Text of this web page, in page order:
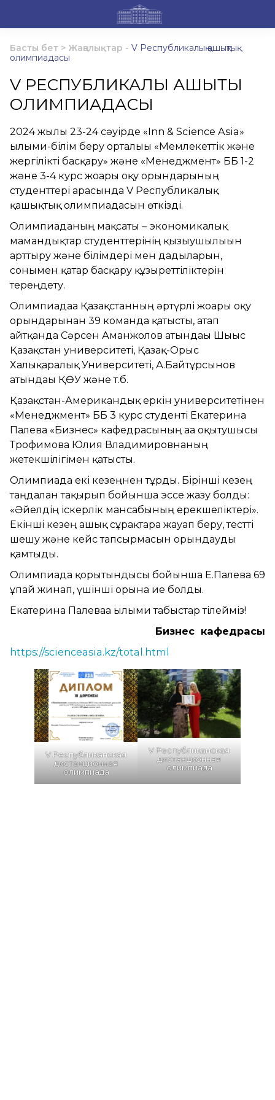
Басты бет > Жаңалықтар - V Республикалық қашықтық
олимпиадасы
V РЕСПУБЛИКАЛЫҚ ҚАШЫҚТЫҚ
ОЛИМПИАДАСЫ
2024 жылғы 23-24 сәуірде «Inn & Science Asia»
ғылыми-білім беру орталығы «Мемлекеттік және
жергілікті басқару» және «Менеджмент» ББ 1-2
және 3-4 курс жоғары оқу орындарының
студенттері арасында V Республикалық
қашықтық олимпиадасын өткізді.
Олимпиаданың мақсаты – экономикалық
мамандықтар студенттерінің қызығушылығын
арттыру және білімдері мен дағдыларын,
сонымен қатар басқару құзыреттіліктерін
тереңдету.
Олимпиадаға Қазақстанның әртүрлі жоғары оқу
орындарынан 39 команда қатысты, атап
айтқанда Сәрсен Аманжолов атындағы Шығыс
Қазақстан университеті, Қазақ-Орыс
Халықаралық Университеті, А.Байтұрсынов
атындағы ҚӨУ және т.б.
Қазақстан-Американдық еркін университетінен
«Менеджмент» ББ 3 курс студенті Екатерина
Палева «Бизнес» кафедрасының аға оқытушысы
Трофимова Юлия Владимировнаның
жетекшілігімен қатысты.
Олимпиада екі кезеңнен тұрды. Бірінші кезең
таңдалған тақырып бойынша эссе жазу болды:
«Әйелдің іскерлік мансабының ерекшеліктері».
Екінші кезең ашық сұрақтарға жауап беру, тестті
шешу және кейс тапсырмасын орындауды
қамтыды.
Олимпиада қорытындысы бойынша Е.Палева 69
ұпай жинап, үшінші орынға ие болды.
Екатерина Палеваға ғылыми табыстар тілейміз!
Бизнес кафедрасы
https://scienceasia.kz/total.html
V Республиканская
дистанционная
олимпиада
V Республиканская
дистанционная
олимпиада